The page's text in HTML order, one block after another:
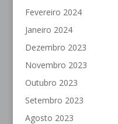
Fevereiro 2024
Janeiro 2024
Dezembro 2023
Novembro 2023
Outubro 2023
Setembro 2023
Agosto 2023